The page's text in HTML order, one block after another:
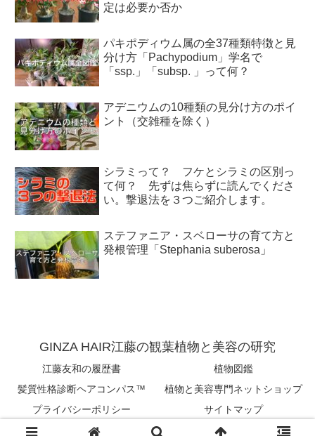
定は必要か否か
パキポディウム属の全37種類特徴と見
分け方「Pachypodium」学名で
「ssp.」「subsp. 」って何？
アデニウムの10種類の見分け方のポイ
ント（交雑種を除く）
シラミって？ フケとシラミの区別っ
て何？ 先ずは焦らずに読んでくださ
い。撃退法を３つご紹介します。
ステファニア・スベローサの育て方と
発根管理「Stephania suberosa」
GINZA HAIR江藤の観葉植物と美容の研究
江藤友和の履歴書
植物図鑑
髪質性格診断ヘアコンパス™︎
植物と美容専門ネットショップ
プライバシーポリシー
サイトマップ